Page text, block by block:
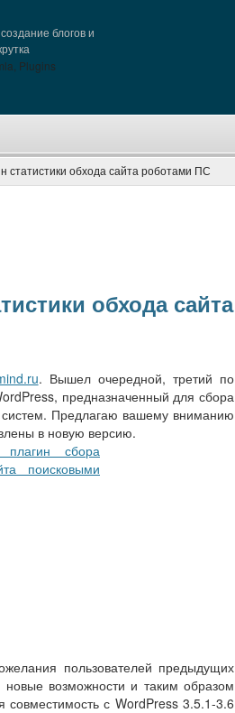
блогов и
статистики обхода сайта роботами ПС
обхода сайта
. Вышел очередной, третий по
предназначенный для сбора
систем. Предлагаю вашему вниманию
в новую версию.
пользователей предыдущих
возможности и таким образом
с WordPress 3.5.1-3.6